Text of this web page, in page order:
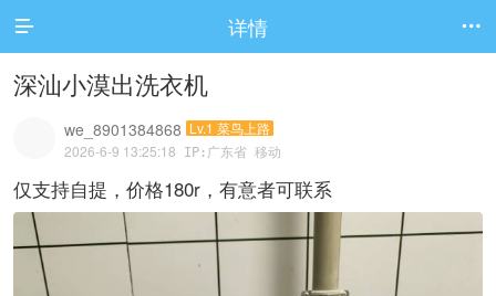
 详情 
深汕小漠出洗衣机
we_8901384868 Lv.1 菜鸟上路
2026-6-9 13:25:18 IP:广东省 移动
仅支持自提，价格180r，有意者可联系